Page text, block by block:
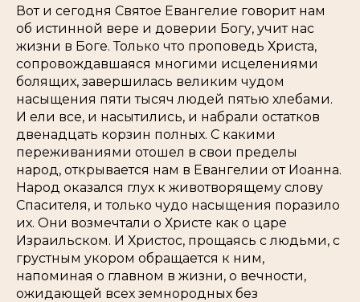
Вот и сегодня Святое Евангелие говорит нам
об истинной вере и доверии Богу, учит нас
жизни в Боге. Только что проповедь Христа,
сопровождавшаяся многими исцелениями
болящих, завершилась великим чудом
насыщения пяти тысяч людей пятью хлебами.
И ели все, и насытились, и набрали остатков
двенадцать корзин полных. С какими
переживаниями отошел в свои пределы
народ, открывается нам в Евангелии от Иоанна.
Народ оказался глух к животворящему слову
Спасителя, и только чудо насыщения поразило
их. Они возмечтали о Христе как о царе
Израильском. И Христос, прощаясь с людьми, с
грустным укором обращается к ним,
напоминая о главном в жизни, о вечности,
ожидающей всех земнородных без